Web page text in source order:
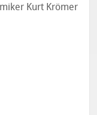
Kurt Krömer